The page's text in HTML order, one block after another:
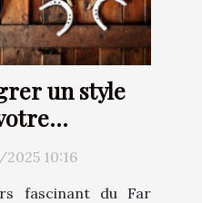
un style
?
10:16
fascinant du Far